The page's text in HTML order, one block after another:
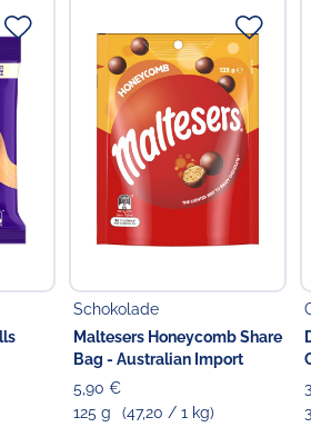
Schokolade
Maltesers Honeycomb Share
Bag - Australian Import
5,90 €
125 g
(47,20 / 1 kg)